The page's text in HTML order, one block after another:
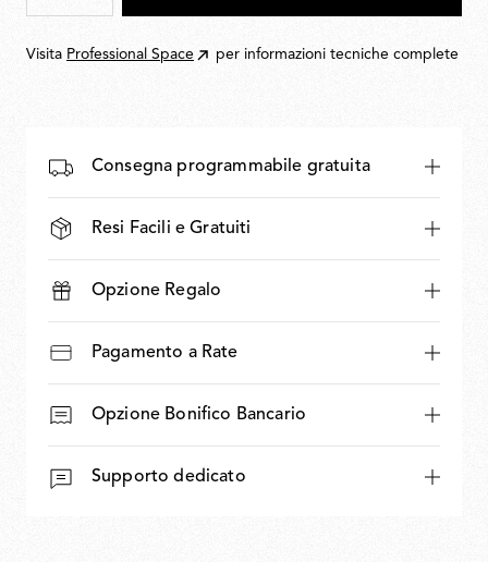
Visita Professional Space per informazioni tecniche complete
Consegna programmabile gratuita
Resi Facili e Gratuiti
Opzione Regalo
Pagamento a Rate
Opzione Bonifico Bancario
Supporto dedicato